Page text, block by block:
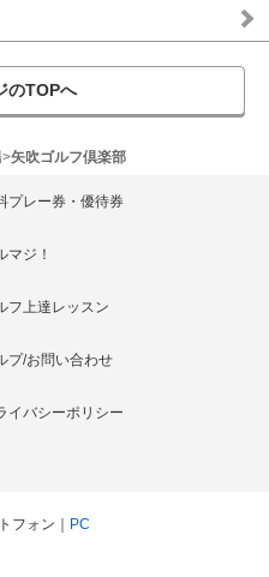
のTOPへ
矢吹ゴルフ倶楽部
プレー券・優待券
マジ！
フ上達レッスン
プ/お問い合わせ
イバシーポリシー
フォン PC